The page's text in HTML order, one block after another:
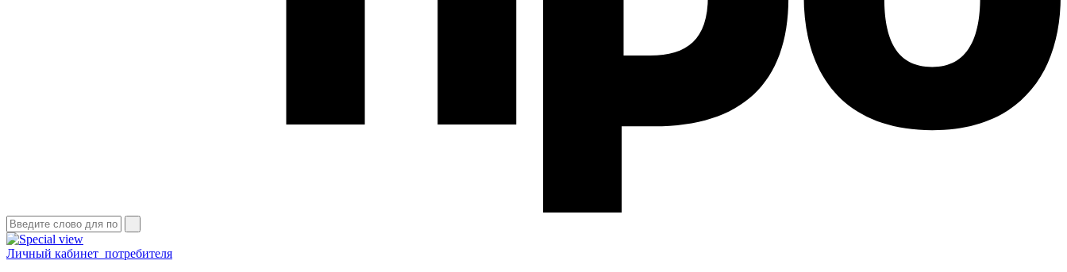
Личный кабинет потребителя